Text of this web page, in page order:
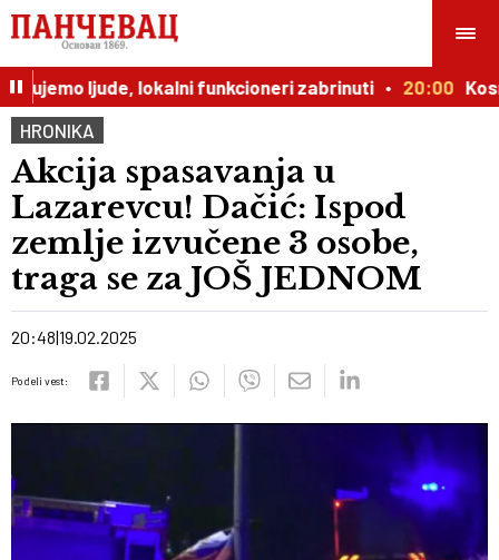
ljude, lokalni funkcioneri zabrinuti 20:00
HRONIKA
Akcija spasavanja u
Lazarevcu! Dačić: Ispod
zemlje izvučene 3 osobe,
traga se za JOŠ JEDNOM
20:48 19.02.2025
Podeli vest: